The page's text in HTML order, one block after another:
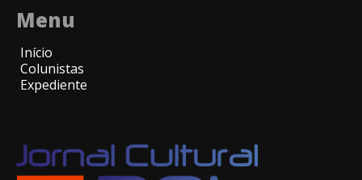
Menu
Início
Colunistas
Expediente